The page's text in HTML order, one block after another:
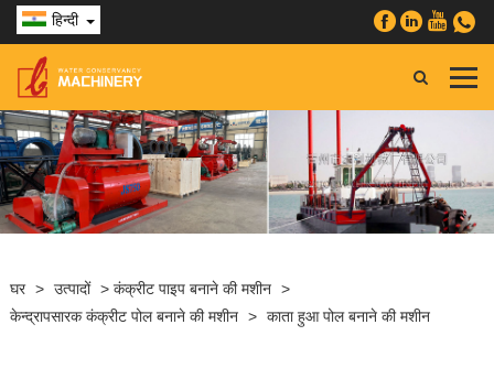
हिन्दी
घर > उत्पादों > कंक्रीट पाइप बनाने की मशीन >
केन्द्रापसारक कंक्रीट पोल बनाने की मशीन > काता हुआ पोल बनाने की मशीन